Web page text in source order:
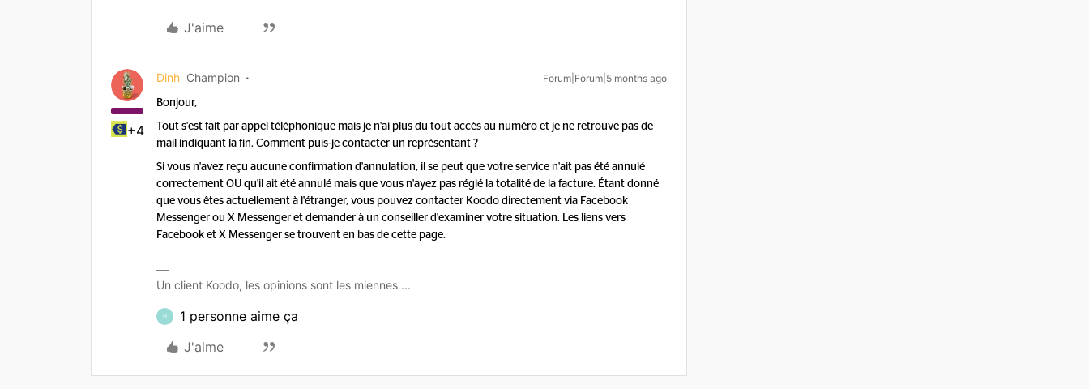
J'aime
+4
Dinh Champion Forum|Forum|5 months ago
Bonjour,
Tout s'est fait par appel téléphonique mais je n'ai plus du tout accès au numéro et je ne retrouve pas de
mail indiquant la fin. Comment puis-je contacter un représentant ?
Si vous n'avez reçu aucune confirmation d'annulation, il se peut que votre service n'ait pas été annulé
correctement OU qu'il ait été annulé mais que vous n'ayez pas réglé la totalité de la facture. Étant donné
que vous êtes actuellement à l'étranger, vous pouvez contacter Koodo directement via Facebook
Messenger ou X Messenger et demander à un conseiller d'examiner votre situation. Les liens vers
Facebook et X Messenger se trouvent en bas de cette page.
Un client Koodo, les opinions sont les miennes ...
B
1 personne aime ça
J'aime